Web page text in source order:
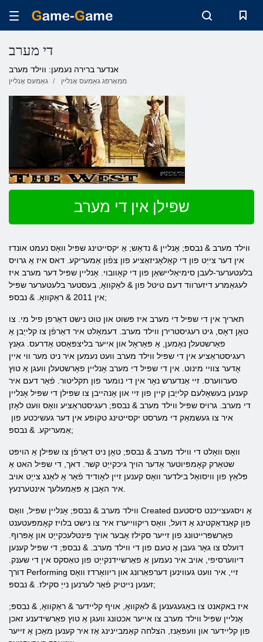
די מערב
אנדער ברירה נעמען: ווילד מערב
גאַמעס אָנליין ממאָרפּג גאַמעס אָנליין
שפּילן אין די מערב
ווילד מערב & נבספּ; אָנליין & נדאַש; אַ יקסייטינג שפּיל וואָס נעמט אונדז
אין דער צייַט פון די קאָלאָניזאַציע פון ​​צפֿון אַמעריקע. דאס איז אַ גרויס
בלעטערער-לעבן סימיאַליישאַן פון די קאָוובוי. אָנליין שפּיל דער מערב איז
לעגאַמרע דיזערווד דעם טיטל פון & לאַקוואָ, בעסטער בלעטערער שפּיל
אין 2011 & ראַקוואָ. & נבספּ;
תאריך אין די שפּיל די מערב איז פּשוט און טוט נישט דאַרפן פיל מי. צו
טאָן דאָס, גיט רעגיסטרירן ווילד מערב. דעמאָלט איר דאַרפֿן צו קלייַבן אַ
פאַרשטעלן נאָמען, אַ פּאַראָל און אייער בליצפּאָסט אַדרעס. גאַנץ
רעגיסטראַציע אין די שפּיל ווילד מערב וועט נעמען איר ניט מער ווי איין
אָדער צוויי מינוט. אין די שפּיל די מערב אָנליין פאָרשטעלן וועגן אַ טוץ
סערווערס. זיי אַנדערש נאָר אין די נומער פון תקליטור. פֿאַר דעם איר
קענען בעשאָלעם קלייַבן קיין פון זיי און אָנהייבן צו שפּילן די שפּיל אָנליין
די מערב. גרויס שפּיל ווילד מערב & נבספּ; רעגיסטראַציע וואָס וועט לאָזן
איר צו געשמאַק די מערסט יקסייטינג טקופע אין דער געשיכטע פון ​​
אַמעריקע. & נבספּ;
וואָס וואָלט די ווילד מערב & נבספּ; טאָן ניט דאַרפֿן צו שפּילן אַ הויפּט
שטאַרק קאָמפּיוטער אָדער הויך גיכקייַט קשר. דאך, די שפּיל האט אַ
פּלאַץ פון וויסואַל בילדער וואָס קענען זיין לאָודיד פֿאַר אַ לאַנג צייַט אויב
ווילד מערב & נבספּ; אָנליין שפּיל, וואָס Created אַ ויסגעצייכנט סיסטעם
פון קאַנדאַקטינג אַ דועל, וואָס ריקווייערז איר צו נישט בלויז קאָמפּעטענט
פאַרשפּרייטונג פון זייער סקילז אָבער אויך פּינטלעכקייַט און אָפּרוף.
דועלס צו גאָר געבן אַ טעם פון די ווילד מערב. & נבספּ; די שפּיל קענען
דיווערסיפי, אויב איר נעמען אַ פאַרשיידנקייַט פון טאַסקס אין די שענק.
דורך Performing זיי, איר וועט געווינען דערפאַרונג און ריוואָרדז וואָס
זענען נייטיק פֿאַר לערנען נייַ סקילז. & נבספּ;
איז באקאנט צו באַגעגענען & לאַקוואָ, אויף קליידער & ראַקוואָ, & נבספּ;
אָנליין שפּיל ווילד מערב צו אייער אכטונג וועגן אַ טוץ פאַרשידענע זאכן
פון קליידער און וועפּאַנז, הצלחה קאַמביינינג אַז איר קענען מאַכן אַ זייער